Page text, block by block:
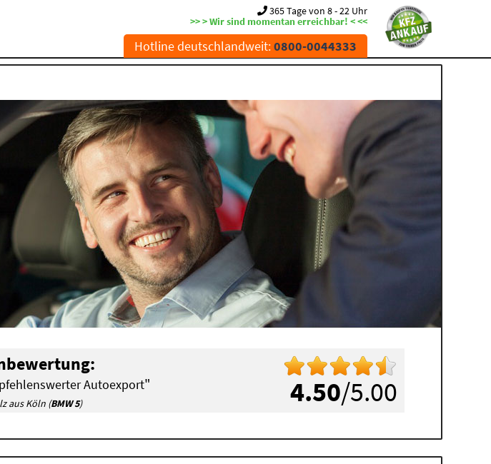
365 Tage von 8 - 22 Uhr
>> > Wir sind momentan erreichbar! < <<
Hotline deutschlandweit:0800-0044333
4.50/5.00
Autoexport"
aus Köln (BMW 5)